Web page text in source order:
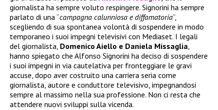
giornalista ha sempre voluto respingere. Signorini ha sempre
parlato di una “campagna calunniosa e diffamatoria“,
scegliendo di sua spontanea volontà di sospendere in modo
temporaneo i suoi impegni televisivi con Mediaset. I legali
del giornalista, Domenico Aiello e Daniela Missaglia,
hanno spiegato che Alfonso Signorini ha deciso di sospendere
i suoi impegni in via cautelativa per fronteggiare le gravi
accuse, dopo aver costruito una carriera seria come
giornalista, autore e conduttore televisivo, impegnandosi
sempre al massimo nella sua professione. Non ci resta che
attendere nuovi sviluppi sulla vicenda.